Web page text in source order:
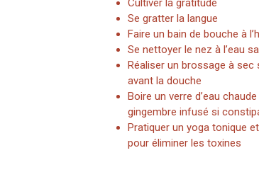
Cultiver la gratitude
Se gratter la langue
Faire un bain de bouche à
Se nettoyer le nez à l’eau
Réaliser un brossage à sec
avant la douche
Boire un verre d’eau
gingembre infusé si
Pratiquer un yoga tonique
pour éliminer les toxines